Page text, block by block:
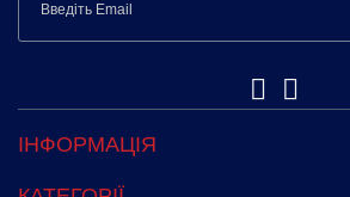
ІНФОРМАЦІЯ